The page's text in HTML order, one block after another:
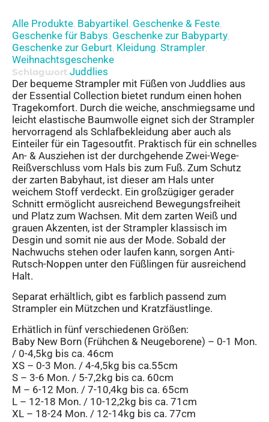
Alle Produkte, Babyartikel, Geschenke & Feste,
Geschenke für Babys, Geschenke zur Babyparty,
Geschenke zur Geburt, Kleidung, Strampler,
Weihnachtsgeschenke
Schlagwort Juddlies
Der bequeme Strampler mit Füßen von Juddlies aus
der Essential Collection bietet rundum einen hohen
Tragekomfort. Durch die weiche, anschmiegsame und
leicht elastische Baumwolle eignet sich der Strampler
hervorragend als Schlafbekleidung aber auch als
Einteiler für ein Tagesoutfit. Praktisch für ein schnelles
An- & Ausziehen ist der durchgehende Zwei-Wege-
Reißverschluss vom Hals bis zum Fuß. Zum Schutz
der zarten Babyhaut, ist dieser am Hals unter
weichem Stoff verdeckt. Ein großzügiger gerader
Schnitt ermöglicht ausreichend Bewegungsfreiheit
und Platz zum Wachsen. Mit dem zarten Weiß und
grauen Akzenten, ist der Strampler klassisch im
Desgin und somit nie aus der Mode. Sobald der
Nachwuchs stehen oder laufen kann, sorgen Anti-
Rutsch-Noppen unter den Füßlingen für ausreichend
Halt.
Separat erhältlich, gibt es farblich passend zum
Strampler ein Mützchen und Kratzfäustlinge.
Erhätlich in fünf verschiedenen Größen:
Baby New Born (Frühchen & Neugeborene) – 0-1 Mon.
/ 0-4,5kg bis ca. 46cm
XS – 0-3 Mon. / 4-4,5kg bis ca.55cm
S – 3-6 Mon. / 5-7,2kg bis ca. 60cm
M – 6-12 Mon. / 7-10,4kg bis ca. 65cm
L – 12-18 Mon. / 10-12,2kg bis ca. 71cm
XL – 18-24 Mon. / 12-14kg bis ca. 77cm